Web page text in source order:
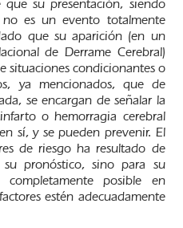
su presentación, siendo
no es un evento totalmente
que su aparición (en un
de Derrame Cerebral)
situaciones condicionantes o
ya mencionados, que de
se encargan de señalar la
o hemorragia cerebral
sí, y se pueden prevenir. El
de riesgo ha resultado de
pronóstico, sino para su
posible en
estén adecuadamente